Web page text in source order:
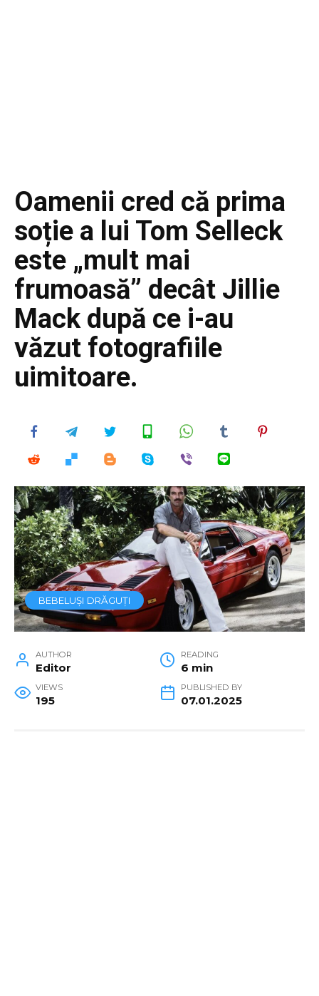
Oamenii cred că prima
soție a lui Tom Selleck
este „mult mai
frumoasă” decât Jillie
Mack după ce i-au
văzut fotografiile
uimitoare.
BEBELUȘI DRĂGUȚI
AUTHOR
Editor
READING
6 min
VIEWS
195
PUBLISHED BY
07.01.2025